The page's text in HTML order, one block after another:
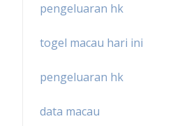
pengeluaran hk
togel macau hari ini
pengeluaran hk
data macau